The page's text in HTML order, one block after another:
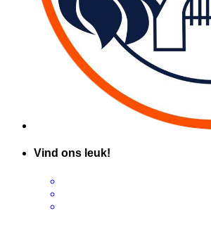
Vind ons leuk!